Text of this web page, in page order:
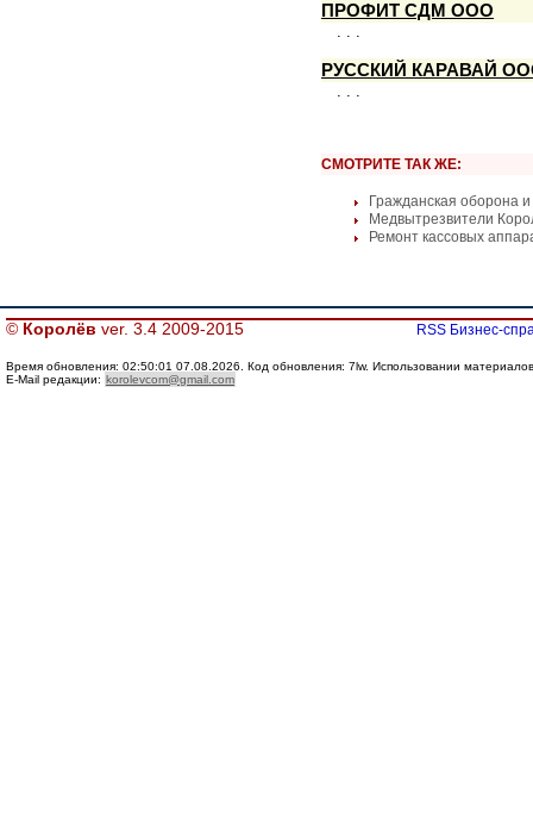
ПРОФИТ СДМ ООО
. . .
РУССКИЙ КАРАВАЙ
. . .
СМОТРИТЕ ТАК ЖЕ:
Гражданская оборона
Медвытрезвители
Ремонт кассовых
© Королёв ver. 3.4 2009-2015 RSS Бизнес-
Время обновления: 02:50:01 07.08.2026. Код обновления: 7lw. Использовании
E-Mail редакции: korolevcom@gmail.com